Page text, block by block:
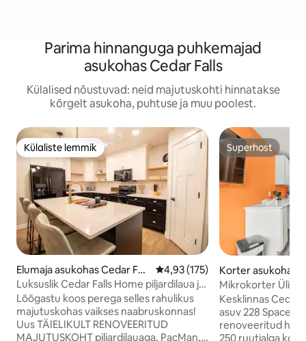
Parima hinnanguga puhkemajad
asukohas Cedar Falls
Külalised nõustuvad: neid majutuskohti hinnatakse
kõrgelt asukoha, puhtuse ja muu poolest.
Külaliste lemmik
Külaliste lemmik
Elumaja asukohas Cedar Fall
s
Keskmine hinnang 4,93/5, 175
4,93 (175)
Luksuslik Cedar Falls Home piljardilaua ja
teatriga
Lõõgastu koos perega selles rahulikus
majutuskohas vaikses naabruskonnas!
Uus TÄIELIKULT RENOVEERITUD
MAJUTUSKOHT piljardilauaga, PacMan,
Superhost
Superhost
Korter asukohas
Mikrokorter
Kesklinnas Cedar
asuv 228 Spaces
renoveeritud
250 ruutjalga kortereid. Iga